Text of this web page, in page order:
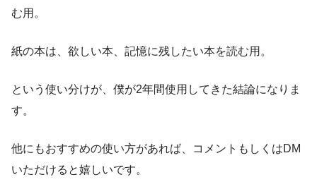
む用。
紙の本は、欲しい本、記憶に残したい本を読む用。
という使い分けが、僕が2年間使用してきた結論になりま
す。
他にもおすすめの使い方があれば、コメントもしくはDM
いただけると嬉しいです。